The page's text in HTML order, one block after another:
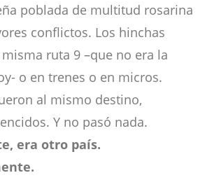
poblada de multitud rosarina
conflictos. Los hinchas
ruta 9 –que no era la
o en trenes o en micros.
al mismo destino,
Y no pasó nada.
era otro país.